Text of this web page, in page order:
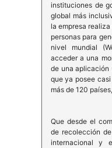
instituciones de
global más
la empresa
personas para
nivel mundial
acceder a una
de una aplicación
que ya posee
más de 120
Que desde el
de recolección
internacional y